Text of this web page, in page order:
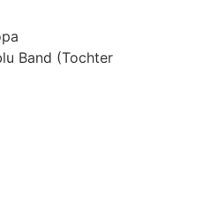
Band (Tochter